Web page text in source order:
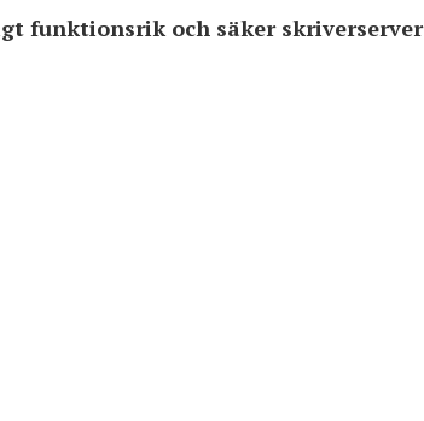
funktionsrik och säker skriverserver